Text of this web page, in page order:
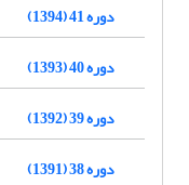
دوره 41 (1394)
دوره 40 (1393)
دوره 39 (1392)
دوره 38 (1391)